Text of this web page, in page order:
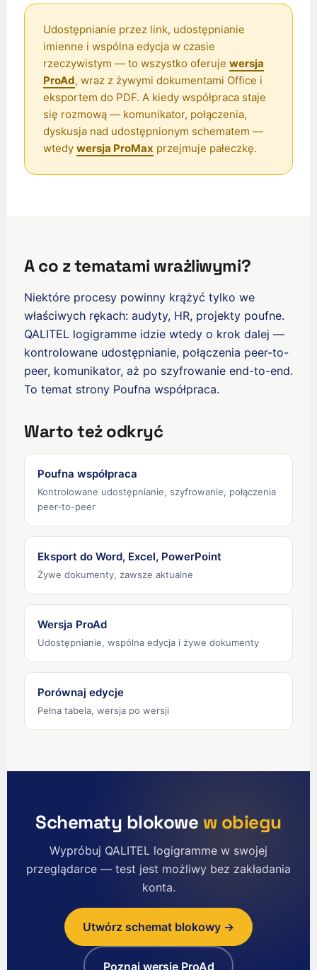
Udostępnianie przez link, udostępnianie
imienne i wspólna edycja w czasie
rzeczywistym — to wszystko oferuje wersja
ProAd, wraz z żywymi dokumentami Office i
eksportem do PDF. A kiedy współpraca staje
się rozmową — komunikator, połączenia,
dyskusja nad udostępnionym schematem —
wtedy wersja ProMax przejmuje pałeczkę.
A co z tematami wrażliwymi?
Niektóre procesy powinny krążyć tylko we
właściwych rękach: audyty, HR, projekty poufne.
QALITEL logigramme idzie wtedy o krok dalej —
kontrolowane udostępnianie, połączenia peer-to-
peer, komunikator, aż po szyfrowanie end-to-end.
To temat strony Poufna współpraca.
Warto też odkryć
Poufna współpraca
Kontrolowane udostępnianie, szyfrowanie, połączenia
peer-to-peer
Eksport do Word, Excel, PowerPoint
Żywe dokumenty, zawsze aktualne
Wersja ProAd
Udostępnianie, wspólna edycja i żywe dokumenty
Porównaj edycje
Pełna tabela, wersja po wersji
Schematy blokowe w obiegu
Wypróbuj QALITEL logigramme w swojej
przeglądarce — test jest możliwy bez zakładania
konta.
Utwórz schemat blokowy →
Poznaj wersję ProAd
Nederlands
日本語
한국어
简体中文
Русский
Deutsch
English (US)
English (Canada)
Português do Brasil
Español de México
Español de Colombia
繁體中文
香港中文
العربية (السعودية)
العربية (الإمارات)
Français du Canada
ʻŌlelo Hawaiʻi